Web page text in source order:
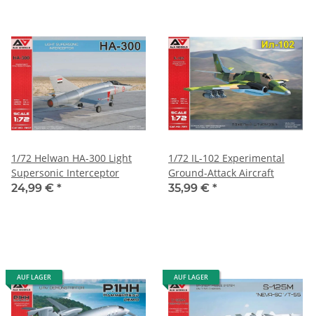
1/72 Helwan HA-300 Light
Supersonic Interceptor
24,99 € *
1/72 IL-102 Experimental
Ground-Attack Aircraft
35,99 € *
AUF LAGER AUF LAGER